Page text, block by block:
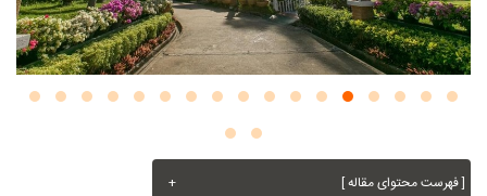
[ فهرست محتوای مقاله ] +